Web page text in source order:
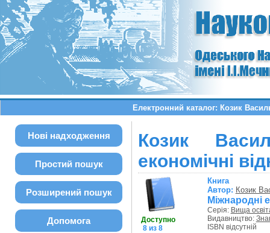
Електронний каталог: Козик
Нові надходження
Простий пошук
Розширений пошук
Допомога
Козик
економічні
Доступно
8 из 8
Книга
Автор: Козик
Міжнародні
Серія: Вища
Видавництво:
ISBN відсутній